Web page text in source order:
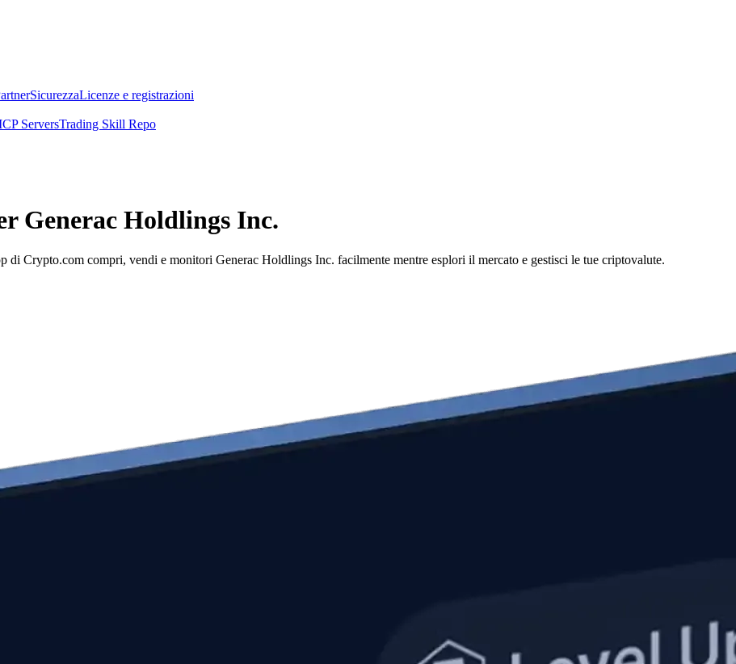
SicurezzaLicenze e registrazioni
ServersTrading Skill Repo
Generac Holdlings Inc.
Crypto.com compri, vendi e monitori Generac Holdlings Inc. facilmente mentre esplori il mercato e gestisci le tue criptovalute.